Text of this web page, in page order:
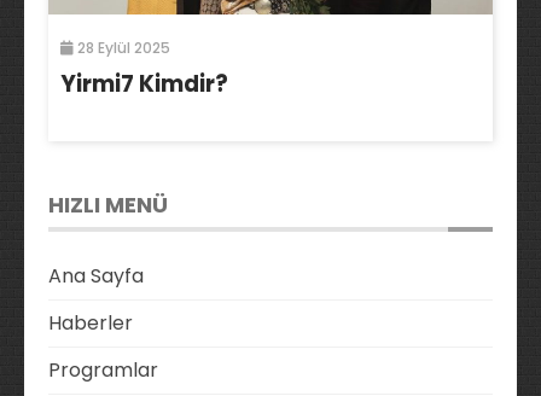
28 Eylül 2025
Yirmi7 Kimdir?
HIZLI MENÜ
Ana Sayfa
Haberler
Programlar